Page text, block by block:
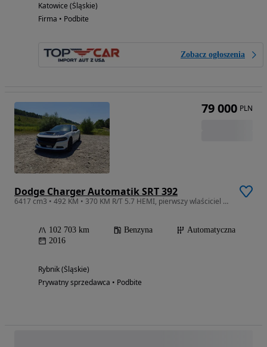
Katowice (Śląskie)
Firma • Podbite
Zobacz ogłoszenia
Dodge Charger Automatik SRT 392
6417 cm3 • 492 KM • 370 KM R/T 5.7 HEMI, pierwszy wlaściciel w kraju
102 703 km Benzyna
Automatyczna
2016
Rybnik (Śląskie)
Prywatny sprzedawca • Podbite
79 000 PLN